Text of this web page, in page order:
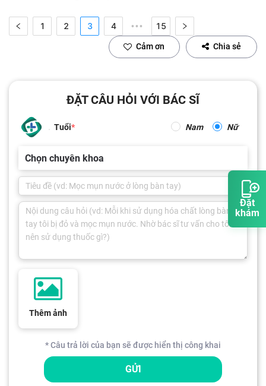
Đặt
khám
1 2 3 4 ••• 15
Cảm ơn Chia sẻ
ĐẶT CÂU HỎI VỚI BÁC SĨ
Tuổi Nam Nữ
Chọn chuyên khoa
Thêm ảnh
* Câu trả lời của bạn sẽ được hiển thị công khai
GỬI